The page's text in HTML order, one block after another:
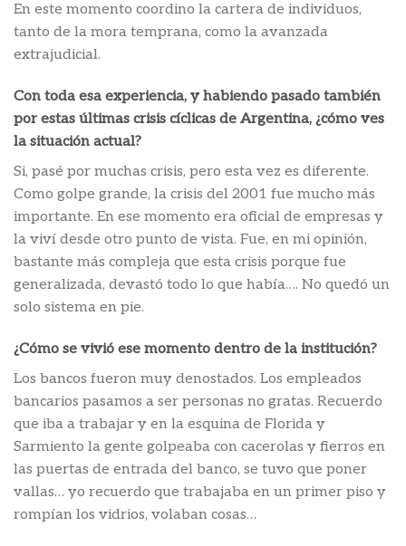
En este momento coordino la cartera de individuos,
tanto de la mora temprana, como la avanzada
extrajudicial.
Con toda esa experiencia, y habiendo pasado también
por estas últimas crisis cíclicas de Argentina, ¿cómo ves
la situación actual?
Si, pasé por muchas crisis, pero esta vez es diferente.
Como golpe grande, la crisis del 2001 fue mucho más
importante. En ese momento era oficial de empresas y
la viví desde otro punto de vista. Fue, en mi opinión,
bastante más compleja que esta crisis porque fue
generalizada, devastó todo lo que había…. No quedó un
solo sistema en pie.
¿Cómo se vivió ese momento dentro de la institución?
Los bancos fueron muy denostados. Los empleados
bancarios pasamos a ser personas no gratas. Recuerdo
que iba a trabajar y en la esquina de Florida y
Sarmiento la gente golpeaba con cacerolas y fierros en
las puertas de entrada del banco, se tuvo que poner
vallas… yo recuerdo que trabajaba en un primer piso y
rompían los vidrios, volaban cosas…